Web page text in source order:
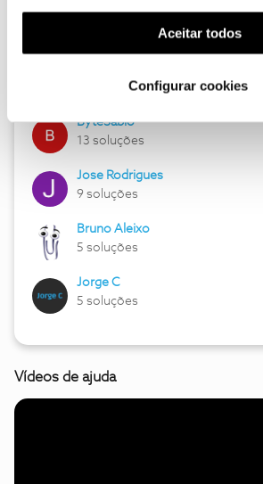
funcionalidade) e adaptar anúncios
(cookies de publicidade
utilização dos cookies clicando em "
Aceitar todos
Configurar cookies
Hall of Fame de julho
17 soluções
ByteSábio
13 soluções
Jose Rodrigues
9 soluções
Bruno Aleixo
5 soluções
Jorge C
5 soluções
Vídeos de ajuda